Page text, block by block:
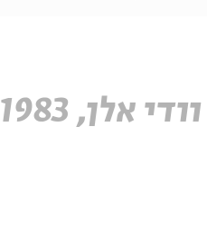
אלן, 1983